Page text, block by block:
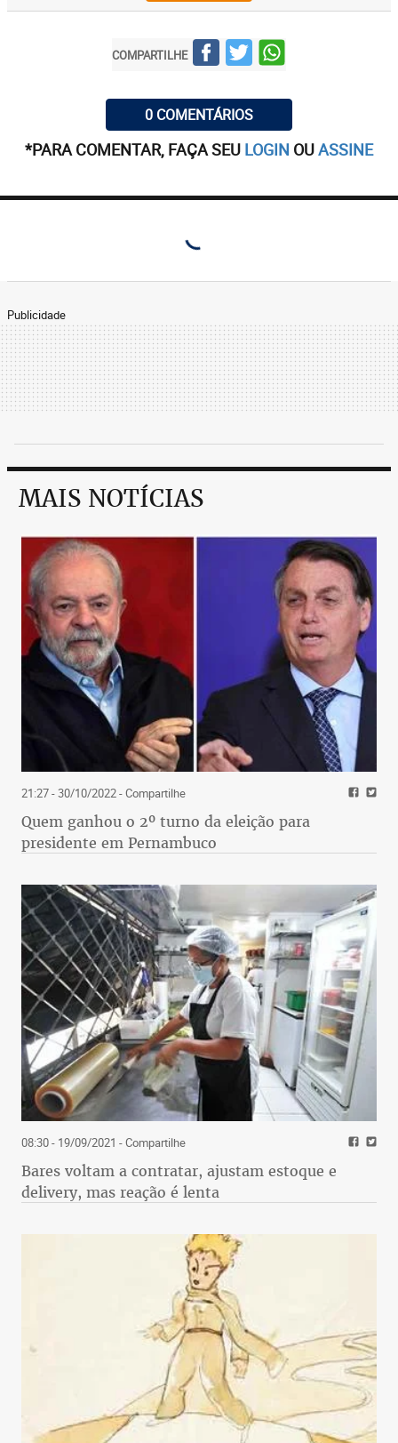
COMPARTILHE
0 COMENTÁRIOS
*PARA COMENTAR, FAÇA SEU LOGIN OUASSINE
Publicidade
MAIS NOTÍCIAS
21:27 - 30/10/2022- Compartilhe
Quem ganhou o 2º turno da eleição para
presidente em Pernambuco
08:30 - 19/09/2021 - Compartilhe
Bares voltam a contratar, ajustam estoque e
delivery, mas reação é lenta